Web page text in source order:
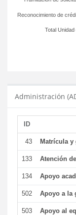
Total
Reconocimiento de
Administración
ID
43 Matrícula y
133 Atención
134 Apoyo
502 Apoyo a la
503 Apoyo al